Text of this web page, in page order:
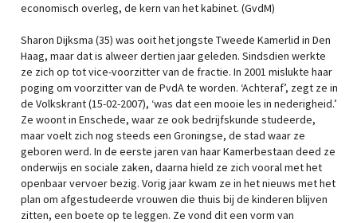
economisch overleg, de kern van het kabinet. (GvdM)
Sharon Dijksma (35) was ooit het jongste Tweede Kamerlid in Den
Haag, maar dat is alweer dertien jaar geleden. Sindsdien werkte
ze zich op tot vice-voorzitter van de fractie. In 2001 mislukte haar
poging om voorzitter van de PvdA te worden. ‘Achteraf’, zegt ze in
de Volkskrant (15-02-2007), ‘was dat een mooie les in nederigheid.’
Ze woont in Enschede, waar ze ook bedrijfskunde studeerde,
maar voelt zich nog steeds een Groningse, de stad waar ze
geboren werd. In de eerste jaren van haar Kamerbestaan deed ze
onderwijs en sociale zaken, daarna hield ze zich vooral met het
openbaar vervoer bezig. Vorig jaar kwam ze in het nieuws met het
plan om afgestudeerde vrouwen die thuis bij de kinderen blijven
zitten, een boete op te leggen. Ze vond dit een vorm van